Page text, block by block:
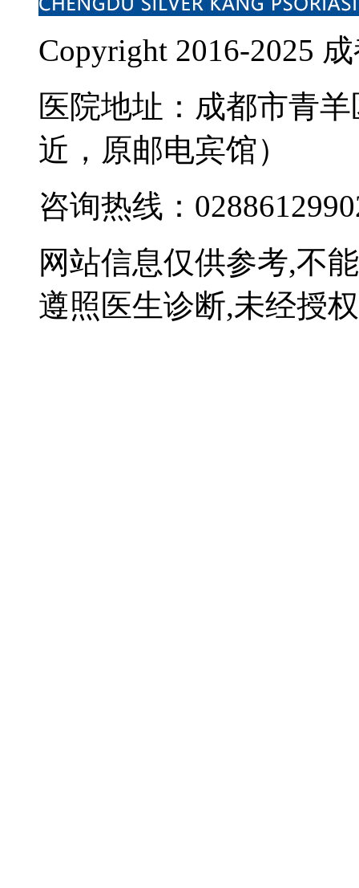
Copyright 2016-2025
医院地址：成都市青
近，原邮电宾馆）
咨询热线：
网站信息仅供参考,不
遵照医生诊断,未经授